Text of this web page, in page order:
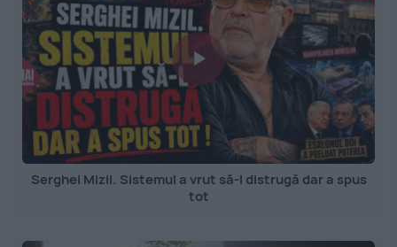
Serghei Mizil. Sistemul a vrut să-l distrugă dar a spus
tot